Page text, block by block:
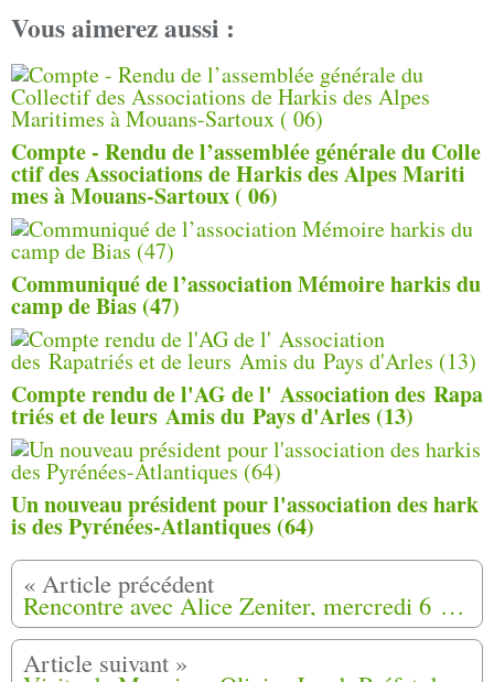
Vous aimerez aussi :
Compte - Rendu de l’assemblée générale du Colle
ctif des Associations de Harkis des Alpes Mariti
mes à Mouans-Sartoux ( 06)
Communiqué de l’association Mémoire harkis du
camp de Bias (47)
Compte rendu de l'AG de l' Association des Rapa
triés et de leurs Amis du Pays d'Arles (13)
Un nouveau président pour l'association des hark
is des Pyrénées-Atlantiques (64)
Rencontre avec Alice Zeniter, mercredi 6 février 2019 à Quimper (29)